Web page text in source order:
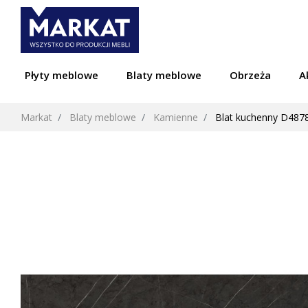
Płyty meblowe Blaty meblowe Obrzeża
Markat Blaty meblowe Kamienne Blat kuchenny